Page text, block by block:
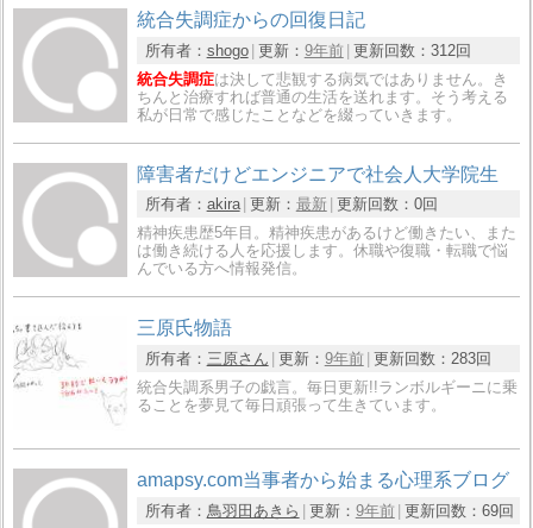
統合失調症からの回復日記
所有者： shogo 更新： 9年前 更新回数： 312回
統合失調症は決して悲観する病気ではありません。き
ちんと治療すれば普通の生活を送れます。そう考える
私が日常で感じたことなどを綴っていきます。
障害者だけどエンジニアで社会人大学院生
所有者： akira 更新： 最新 更新回数： 0回
精神疾患歴5年目。精神疾患があるけど働きたい、また
は働き続ける人を応援します。休職や復職・転職で悩
んでいる方へ情報発信。
三原氏物語
所有者： 三原さん 更新： 9年前 更新回数： 283回
統合失調系男子の戯言。毎日更新!!ランボルギーニに乗
ることを夢見て毎日頑張って生きています。
amapsy.com当事者から始まる心理系ブログ
所有者： 鳥羽田あきら 更新： 9年前 更新回数： 69回